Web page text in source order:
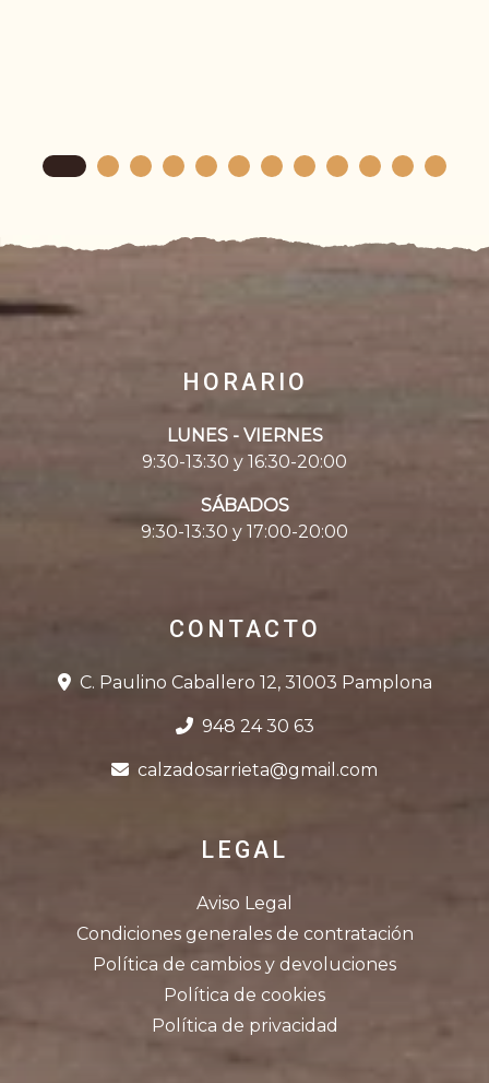
HORARIO
LUNES - VIERNES
9:30-13:30 y 16:30-20:00
SÁBADOS
9:30-13:30 y 17:00-20:00
CONTACTO
C. Paulino Caballero 12, 31003 Pamplona
948 24 30 63
calzadosarrieta@gmail.com
LEGAL
Aviso Legal
Condiciones generales de contratación
Política de cambios y devoluciones
Política de cookies
Política de privacidad